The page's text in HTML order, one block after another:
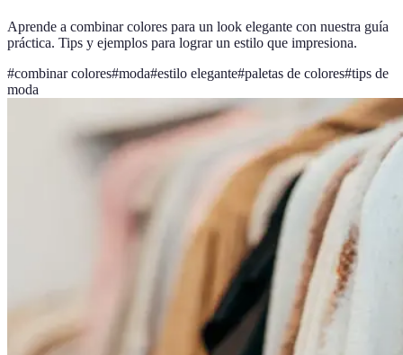
Aprende a combinar colores para un look elegante con nuestra guía
práctica. Tips y ejemplos para lograr un estilo que impresiona.
#combinar colores#moda#estilo elegante#paletas de colores#tips de
moda